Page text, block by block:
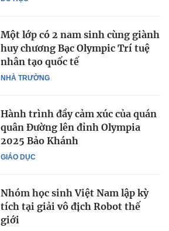
NHÀ TRƯỜNG
Một lớp có 2 nam sinh cùng giành
huy chương Bạc Olympic Trí tuệ
nhân tạo quốc tế
GIÁO DỤC
Hành trình đầy cảm xúc của quán
quân Đường lên đỉnh Olympia
2025 Bảo Khánh
Nhóm học sinh Việt Nam lập kỳ
tích tại giải vô địch Robot thế
giới